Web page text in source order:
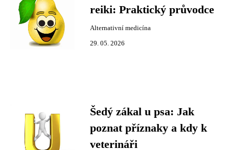
reiki: Praktický průvodce
Alternativní medicína
29. 05. 2026
Šedý zákal u psa: Jak
poznat příznaky a kdy k
veterináři